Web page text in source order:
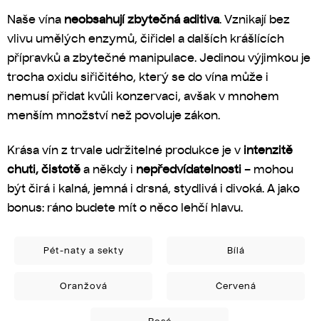
Naše vína neobsahují zbytečná aditiva. Vznikají bez
vlivu umělých enzymů, čiřidel a dalších krášlících
přípravků a zbytečné manipulace. Jedinou výjimkou je
trocha oxidu siřičitého, který se do vína může i
nemusí přidat kvůli konzervaci, avšak v mnohem
menším množství než povoluje zákon.
Krása vín z trvale udržitelné produkce je v intenzitě
chuti, čistotě a někdy i nepředvídatelnosti – mohou
být čirá i kalná, jemná i drsná, stydlivá i divoká. A jako
bonus: ráno budete mít o něco lehčí hlavu.
Pét-naty a sekty Bílá
Oranžová Červená